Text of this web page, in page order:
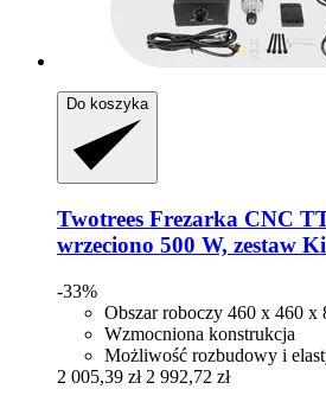
Do koszyka
Twotrees Frezarka CNC
wrzeciono 500 W, zestaw
-33%
Obszar roboczy 460 x 460 x
Wzmocniona konstrukcja
Możliwość rozbudowy i
2 005,39 zł 2 992,72 zł